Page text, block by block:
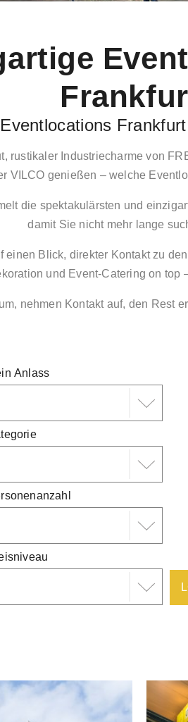
Eventlocations
rustikaler Industriecharme von
VILCO genießen – welche
die spektakulärsten und
damit Sie nicht mehr lange
einen Blick, direkter Kontakt zu
und Event-Catering on top
nehmen Kontakt auf, den Rest
Anlass